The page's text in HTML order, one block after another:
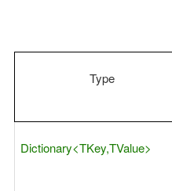
Type
Dictionary<TKey,TValue>